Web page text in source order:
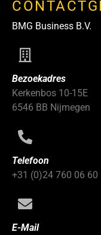
BMG Business B.V.
Bezoekadres
Kerkenbos 10-15E
6546 BB Nijmegen
Telefoon
+31 (0)24 760 06 60
E-Mail